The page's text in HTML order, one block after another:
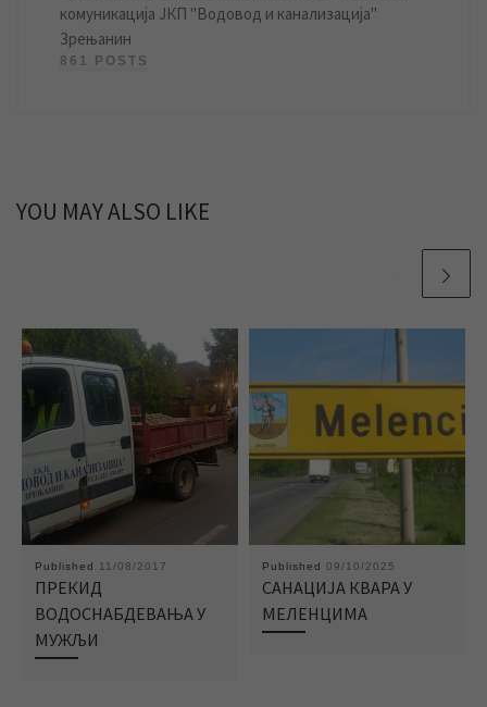
комуникација ЈКП "Водовод и канализација"
Зрењанин
861 POSTS
YOU MAY ALSO LIKE
Published 11/08/2017
ПРЕКИД
ВОДОСНАБДЕВАЊА У
МУЖЉИ
Published 09/10/2025
САНАЦИЈА КВАРА У
МЕЛЕНЦИМА